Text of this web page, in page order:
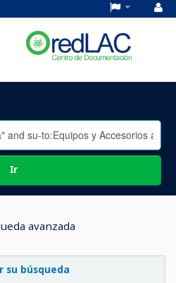
Ir
avanzada
su búsqueda